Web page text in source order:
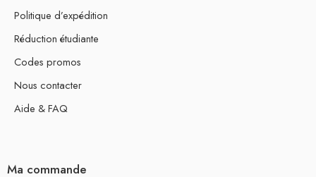
Politique d’expédition
Réduction étudiante
Codes promos
Nous contacter
Aide & FAQ
Ma commande